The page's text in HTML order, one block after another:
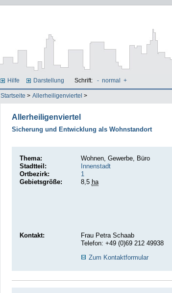
Hilfe Darstellung Schrift: - normal +
Startseite > Allerheiligenviertel >
Allerheiligenviertel
Sicherung und Entwicklung als Wohnstandort
Thema:
Wohnen, Gewerbe, Büro
Stadtteil:
Innenstadt
Ortbezirk:
1
Gebietsgröße:
8,5 ha
Kontakt:
Frau Petra Schaab
Telefon: +49 (0)69 212 49938
Zum Kontaktformular